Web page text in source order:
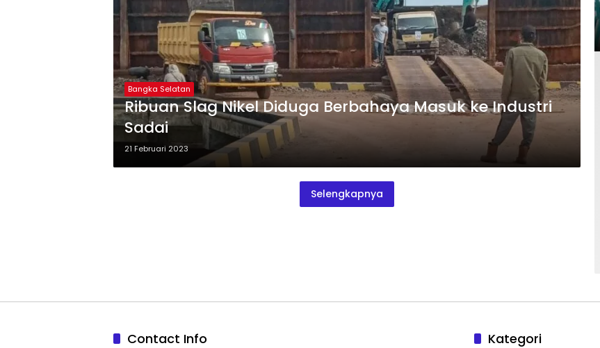
Bangka Selatan
Ribuan Slag Nikel Diduga Berbahaya Masuk ke Industri
Sadai
21 Februari 2023
Selengkapnya
Contact Info Kategori